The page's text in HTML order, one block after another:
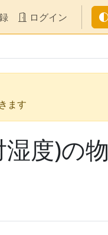
ログイン
ます
度)の物